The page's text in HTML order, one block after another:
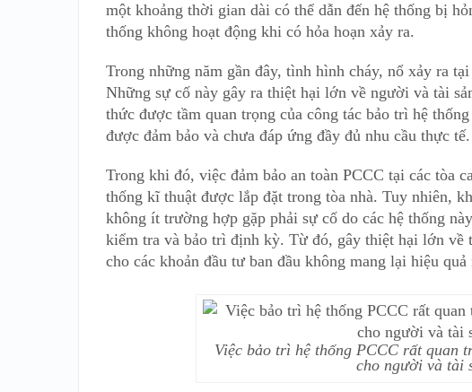
một khoảng thời gian dài có thể dẫn đến hệ thống bị
thống không hoạt động khi có hỏa hoạn xảy ra.
Trong những năm gần đây, tình hình cháy, nổ xảy ra
Những sự cố này gây ra thiệt hại lớn về người và tài
thức được tầm quan trọng của công tác bảo trì hệ
được đảm bảo và chưa đáp ứng đầy đủ nhu cầu thực tế.
Trong khi đó, việc đảm bảo an toàn PCCC tại các tòa
thống kĩ thuật được lắp đặt trong tòa nhà. Tuy nhiên,
không ít trường hợp gặp phải sự cố do các hệ thống
kiểm tra và bảo trì định kỳ. Từ đó, gây thiệt hại lớn về
cho các khoản đầu tư ban đầu không mang lại hiệu
Việc bảo trì hệ thống PCCC rất quan
cho người và tài